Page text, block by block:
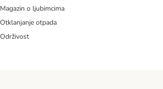
Magazin o ljubimcima
Otklanjanje otpada
Održivost